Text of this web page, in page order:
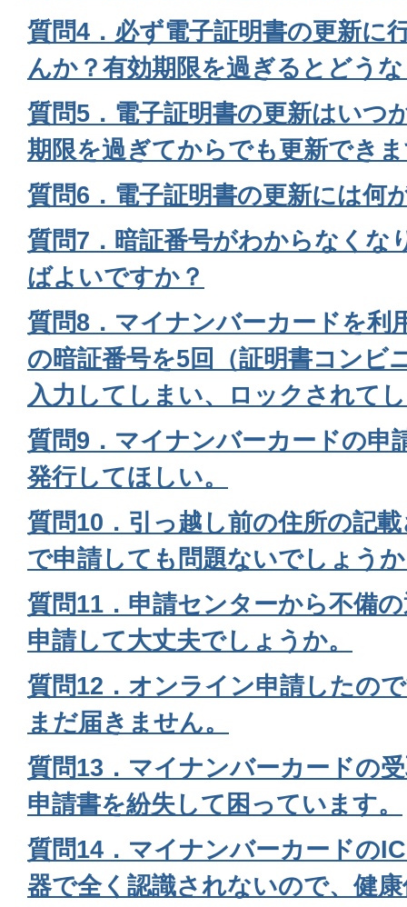
質問4．必ず電子証明書の更新に
んか？有効期限を過ぎるとどう
質問5．電子証明書の更新はいつ
期限を過ぎてからでも更新でき
質問6．電子証明書の更新には何
質問7．暗証番号がわからなくな
ばよいですか？
質問8．マイナンバーカードを利
の暗証番号を5回（証明書コンビ
入力してしまい、ロックされて
質問9．マイナンバーカードの申
発行してほしい。
質問10．引っ越し前の住所の記
で申請しても問題ないでしょう
質問11．申請センターから不備
申請して大丈夫でしょうか。
質問12．オンライン申請したの
まだ届きません。
質問13．マイナンバーカードの
申請書を紛失して困っています。
質問14．マイナンバーカードの
器で全く認識されないので、健